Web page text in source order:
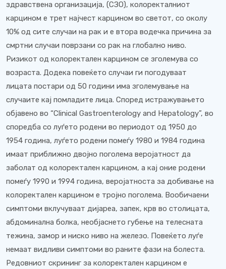
здравствена организација, (СЗО), колоректалниот
карцином е трет најчест карцином во светот, со околу
10% од сите случаи на рак и е втора водечка причина за
смртни случаи поврзани со рак на глобално ниво.
Ризикот од колоректален карцином се зголемува со
возраста. Додека повеќето случаи ги погодуваат
лицата постари од 50 години има зголемување на
случаите кај помладите лица. Според истражувањето
објавено во “Clinical Gastroenterology and Hepatology”, во
споредба со луѓето родени во периодот од 1950 до
1954 година, луѓето родени помеѓу 1980 и 1984 година
имаат приближно двојно поголема веројатност да
заболат од колоректален карцином, а кај оние родени
помеѓу 1990 и 1994 година, веројатноста за добивање на
колоректален карцином е тројно поголема. Вообичаени
симптоми вклучуваат дијареа, запек, крв во столицата,
абдоминална болка, необјаснето губење на телесната
тежина, замор и ниско ниво на железо. Повеќето луѓе
немаат видливи симптоми во раните фази на болеста.
Редовниот скрининг за колоректален карцином е